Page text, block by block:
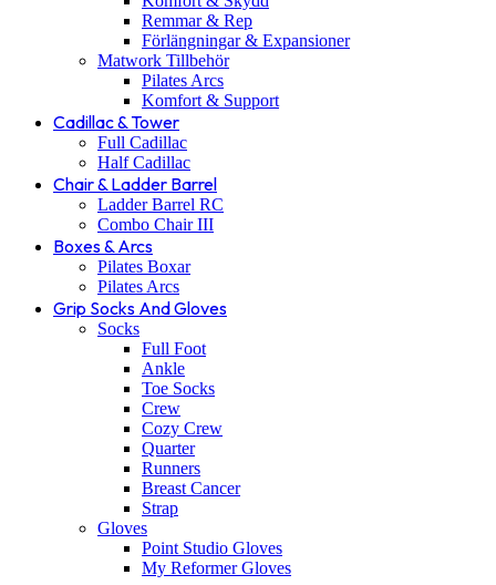
Remmar & Rep
Förlängningar & Expansioner
Matwork Tillbehör
Pilates Arcs
Komfort & Support
Cadillac & Tower
Full Cadillac
Half Cadillac
Chair & Ladder Barrel
Ladder Barrel RC
Combo Chair III
Boxes & Arcs
Pilates Boxar
Pilates Arcs
Grip Socks And Gloves
Socks
Full Foot
Ankle
Toe Socks
Crew
Cozy Crew
Quarter
Runners
Breast Cancer
Strap
Gloves
Point Studio Gloves
My Reformer Gloves